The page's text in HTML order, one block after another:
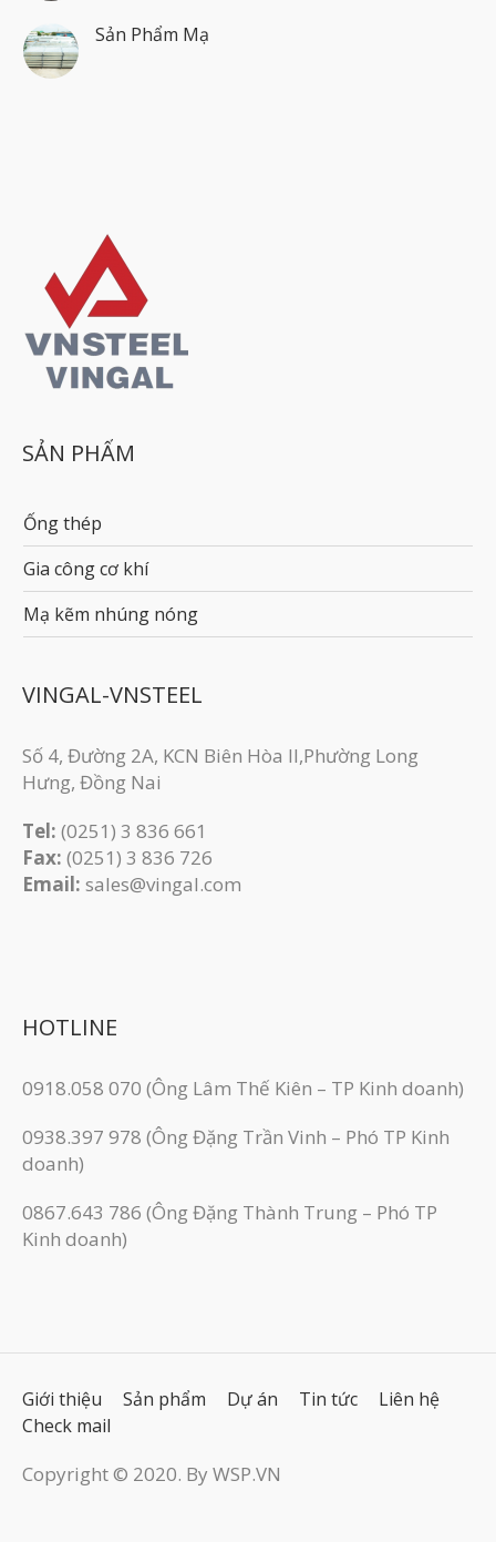
Sản Phẩm Mạ
SẢN PHẨM
Ống thép
Gia công cơ khí
Mạ kẽm nhúng nóng
VINGAL-VNSTEEL
Số 4, Đường 2A, KCN Biên Hòa II,Phường Long
Hưng, Đồng Nai
Tel: (0251) 3 836 661
Fax: (0251) 3 83​6 726
Email: sales@vingal.com
HOTLINE
0918.058 070 (Ông Lâm Thế Kiên – TP Kinh doanh)
0938.397 978 (Ông Đặng Trần Vinh – Phó TP Kinh
doanh)
0867.643 786 (Ông Đặng Thành Trung – Phó TP
Kinh doanh)
Giới thiệu Sản phẩm Dự án Tin tức
Liên hệ
Check mail
Copyright © 2020. By WSP.VN